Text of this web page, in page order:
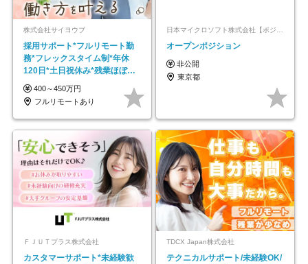
株式会社サイヨウブ
採用サポート*フルリモート勤
務*フレックスタイム制*年休
120日*土日祝休み*残業ほぼな
し*育児中社員8割以上
400～450万円
フルリモートあり
日本マイクロソフト株式会社【ポジションマッチ登録】
オープンポジション
非公開
東京都
ＦＪＵＴプラス株式会社
カスタマーサポート*未経験歓
TDCX Japan株式会社
テクニカルサポート/未経験OK/